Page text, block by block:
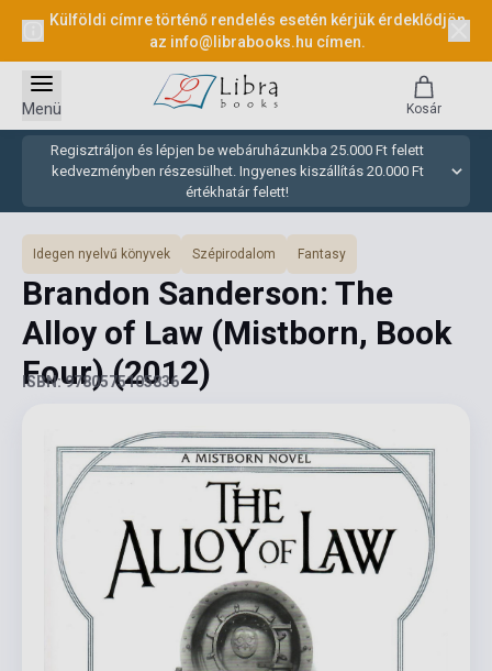
Külföldi címre történő rendelés esetén kérjük érdeklődjön
az info@librabooks.hu címen.
Regisztráljon és lépjen be webáruházunkba 25.000 Ft felett
kedvezményben részesülhet. Ingyenes kiszállítás 20.000 Ft
értékhatár felett!
Menü Kosár
Idegen nyelvű könyvek Szépirodalom Fantasy
Brandon Sanderson: The
Alloy of Law (Mistborn, Book
Four)(2012)
ISBN: 9780575105836